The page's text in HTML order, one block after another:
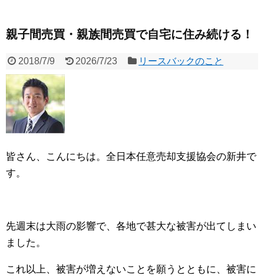
親子間売買・親族間売買で自宅に住み続ける！
2018/7/9 2026/7/23 リースバックのこと
皆さん、こんにちは。全日本任意売却支援協会の新井で
す。
先週末は大雨の影響で、各地で甚大な被害が出てしまい
ました。
これ以上、被害が増えないことを願うとともに、被害に